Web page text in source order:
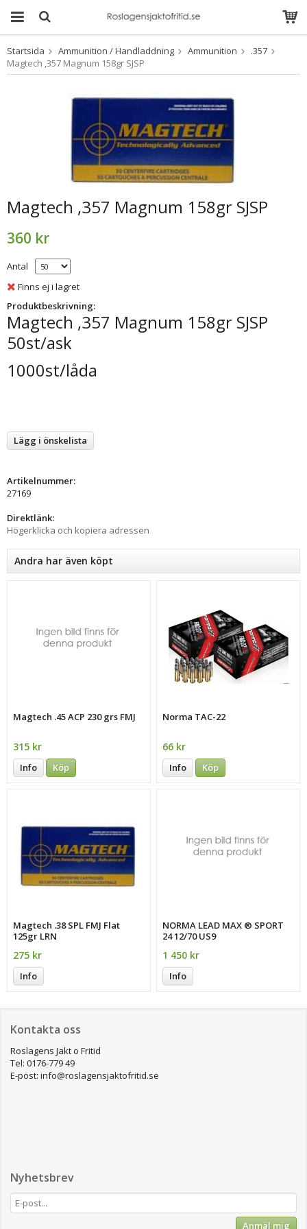
Produkten har blivit
tillagd i varukorgen
Startsida Ammunition / Handladdning Ammunition
.357
Magtech ,357 Magnum 158gr SJSP
Magtech ,357 Magnum 158gr SJSP
360 kr
Antal
Finns ej i lagret
Produktbeskrivning:
Magtech ,357 Magnum 158gr SJSP
50st/ask
1000st/låda
Lägg i önskelista
Artikelnummer:
27169
Direktlänk:
Högerklicka och kopiera adressen
Andra har även köpt
Magtech .45 ACP 230 grs FMJ
315 kr
Info Köp
Norma TAC-22
66 kr
Info Köp
Magtech .38 SPL FMJ Flat
125gr LRN
275 kr
Info
NORMA LEAD MAX ® SPORT
24 12/70 US9
1 450 kr
Info
Kontakta oss
Roslagens Jakt o Fritid
Tel: 0176-779 49
E-post: info@roslagensjaktofritid.se
Nyhetsbrev
Anmäl mig